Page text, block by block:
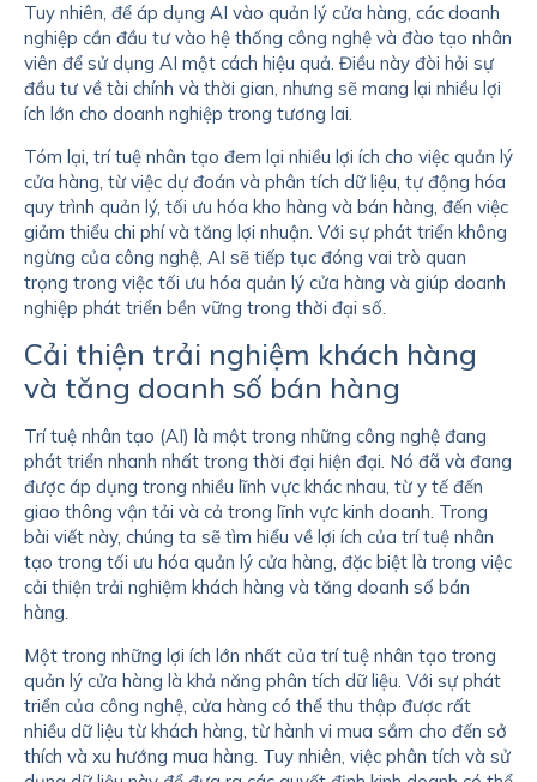
Tuy nhiên, để áp dụng AI vào quản lý cửa hàng, các doanh
nghiệp cần đầu tư vào hệ thống công nghệ và đào tạo nhân
viên để sử dụng AI một cách hiệu quả. Điều này đòi hỏi sự
đầu tư về tài chính và thời gian, nhưng sẽ mang lại nhiều lợi
ích lớn cho doanh nghiệp trong tương lai.
Tóm lại, trí tuệ nhân tạo đem lại nhiều lợi ích cho việc quản lý
cửa hàng, từ việc dự đoán và phân tích dữ liệu, tự động hóa
quy trình quản lý, tối ưu hóa kho hàng và bán hàng, đến việc
giảm thiểu chi phí và tăng lợi nhuận. Với sự phát triển không
ngừng của công nghệ, AI sẽ tiếp tục đóng vai trò quan
trọng trong việc tối ưu hóa quản lý cửa hàng và giúp doanh
nghiệp phát triển bền vững trong thời đại số.
Cải thiện trải nghiệm khách hàng
và tăng doanh số bán hàng
Trí tuệ nhân tạo (AI) là một trong những công nghệ đang
phát triển nhanh nhất trong thời đại hiện đại. Nó đã và đang
được áp dụng trong nhiều lĩnh vực khác nhau, từ y tế đến
giao thông vận tải và cả trong lĩnh vực kinh doanh. Trong
bài viết này, chúng ta sẽ tìm hiểu về lợi ích của trí tuệ nhân
tạo trong tối ưu hóa quản lý cửa hàng, đặc biệt là trong việc
cải thiện trải nghiệm khách hàng và tăng doanh số bán
hàng.
Một trong những lợi ích lớn nhất của trí tuệ nhân tạo trong
quản lý cửa hàng là khả năng phân tích dữ liệu. Với sự phát
triển của công nghệ, cửa hàng có thể thu thập được rất
nhiều dữ liệu từ khách hàng, từ hành vi mua sắm cho đến sở
thích và xu hướng mua hàng. Tuy nhiên, việc phân tích và sử